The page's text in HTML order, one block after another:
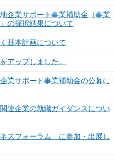
企業サポート事業補助金（事業
の採択結果について
基本計画について
アップしました。
業サポート事業補助金の公募に
連企業の就職ガイダンスについ
スフォーラム」に参加・出展し